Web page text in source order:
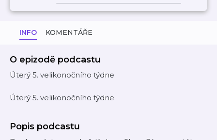
INFO KOMENTÁŘE
O epizodě podcastu
Úterý 5. velikonočního týdne
Úterý 5. velikonočního týdne
Popis podcastu